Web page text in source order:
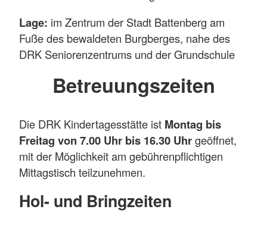
Lage: im Zentrum der Stadt Battenberg am
Fuße des bewaldeten Burgberges, nahe des
DRK Seniorenzentrums und der Grundschule
Betreuungszeiten
Die DRK Kindertagesstätte ist Montag bis
Freitag von 7.00 Uhr bis 16.30 Uhrgeöffnet,
mit der Möglichkeit am gebührenpflichtigen
Mittagstisch teilzunehmen.
Hol- und Bringzeiten